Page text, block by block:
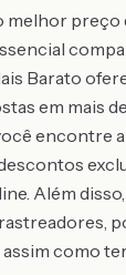
melhor preço
Barato
em mais
encontre
Além
como